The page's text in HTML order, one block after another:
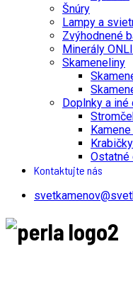
Šnúry
Lampy a
Zvýhodnené
Minerály
Skameneliny
Doplnky a
Ostatné
Kontaktujte nás